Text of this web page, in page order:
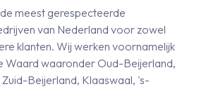
meest gerespecteerde
van Nederland voor zowel
klanten. Wij werken voornamelijk
Waard waaronder Oud-Beijerland,
Beijerland, Klaaswaal, 's-